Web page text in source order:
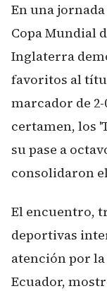
En una
Copa Mundial
Inglaterra
favoritos al
marcador de
certamen, los
su pase a
consolidaron
El encuentro,
deportivas
atención por la
Ecuador,